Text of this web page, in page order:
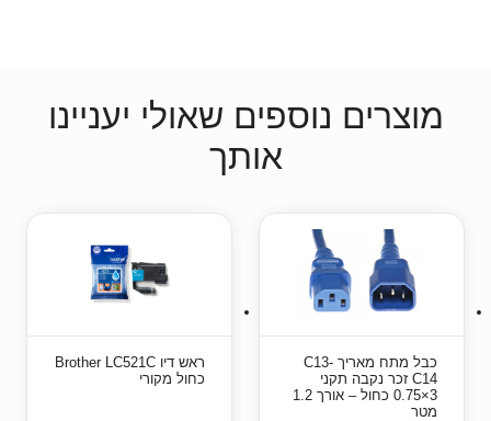
מוצרים נוספים שאולי יעניינו
אותך
כבל מתח מאריך C13-
C14 זכר נקבה תקני
3×0.75 כחול – אורך 1.2
מטר
ראש דיו Brother LC521C
כחול מקורי